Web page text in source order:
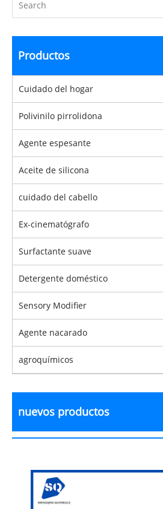
Productos
Cuidado del hogar
Polivinilo pirrolidona
Agente espesante
Aceite de silicona
cuidado del cabello
Ex-cinematógrafo
Surfactante suave
Detergente doméstico
Sensory Modifier
Agente nacarado
agroquímicos
nuevos productos